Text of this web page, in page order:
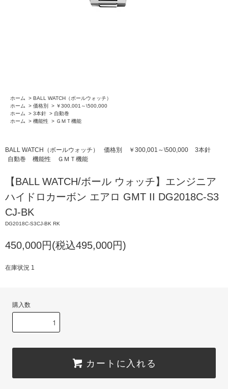
ホーム > BALL WATCH（ボールウォッチ）
ホーム
> 価格別 > ￥300,001～\500,000
ホーム
> 3本針 > 自動巻
ホーム
> 機能性 > ＧＭＴ機能
BALL WATCH（ボールウォッチ） 価格別 ￥300,001～\500,000
3本針
自動巻
機能性 ＧＭＴ機能
【BALL WATCH/ボール ウォッチ】エンジニア
ハイドロカーボン エアロ GMT II DG2018C-S3
CJ-BK
DG2018C-S3CJ-BK RK
450,000円(税込495,000円)
在庫状況 1
購入数
カートに入れる